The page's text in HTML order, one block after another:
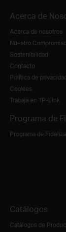
Acerca de
Acerca de nosotros
Nuestro
Sostenibilidad
Contacto
Política de
Cookies
Trabaja en TP-Link
Programa de
Programa de
Catálogos
Catálogos de